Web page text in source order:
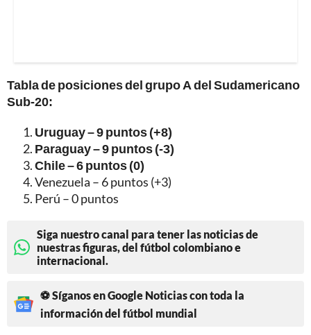
Tabla de posiciones del grupo A del Sudamericano
Sub-20:
Uruguay – 9 puntos (+8)
Paraguay – 9 puntos (-3)
Chile – 6 puntos (0)
Venezuela – 6 puntos (+3)
Perú – 0 puntos
Siga nuestro canal para tener las noticias de
nuestras figuras, del fútbol colombiano e
internacional.
⚽ Síganos en Google Noticias con toda la
información del fútbol mundial